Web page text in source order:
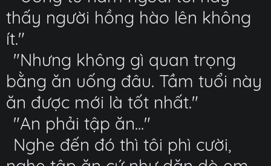
thấy người hồng hào lên không
ít."
"Nhưng không gì quan trọng
bằng ăn uống đâu. Tầm tuổi này
ăn được mới là tốt nhất."
"An phải tập ăn..."
Nghe đến đó thì tôi phì cười,